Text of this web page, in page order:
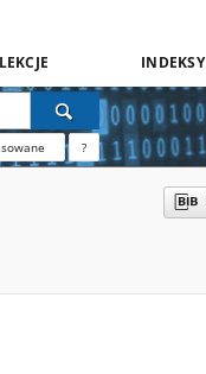
INDEKSY
?